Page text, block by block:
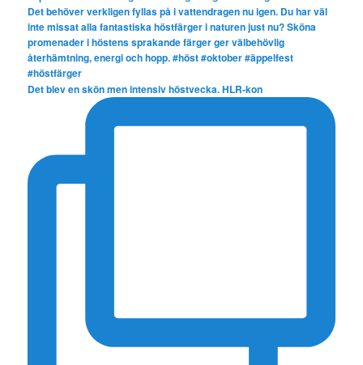
Det blev en skön men intensiv höstvecka. HLR-kon